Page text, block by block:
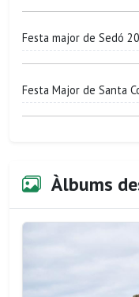
Festa major de Sedó
Festa Major de Santa
Àlbums